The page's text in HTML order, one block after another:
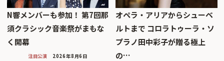
N響メンバーも参加！ 第7回那
須クラシック音楽祭がまもな
く開幕
注目公演 2026年8月6日
オペラ・アリアからシューベ
ルトまで コロラトゥーラ・ソ
プラノ田中彩子が贈る極上
の…